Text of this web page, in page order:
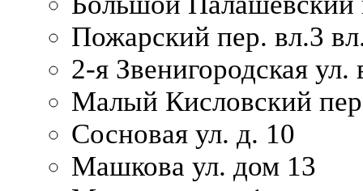
Пожарский пер. вл.3
2-я Звенигородская ул.
Малый Кисловский
Сосновая ул. д. 10
Машкова ул. дом 13